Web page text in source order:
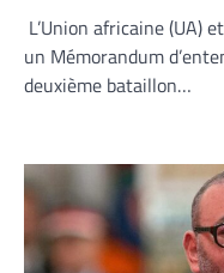
L’Union africaine (UA)
un Mémorandum
deuxième bataillon…